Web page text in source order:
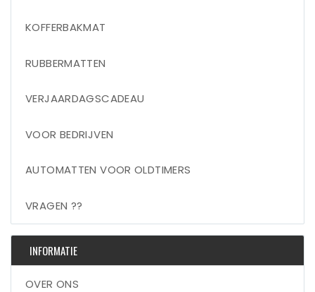
KOFFERBAKMAT
RUBBERMATTEN
VERJAARDAGSCADEAU
VOOR BEDRIJVEN
AUTOMATTEN VOOR OLDTIMERS
VRAGEN ??
INFORMATIE
OVER ONS